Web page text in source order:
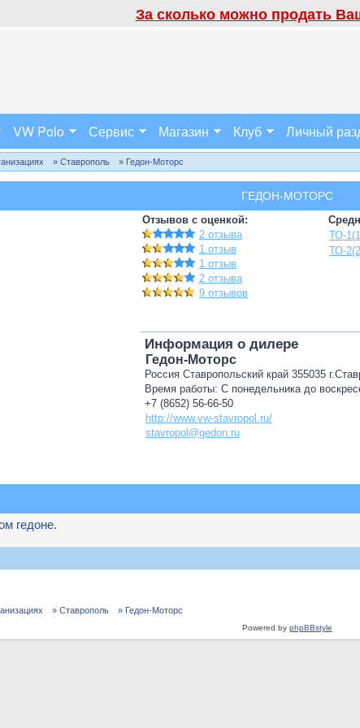
За сколько можно продать
VW Polo Сервис Магазин Клуб Личный
» Ставрополь » Гедон-Моторс
ГЕДОН-МОТОРС
Отзывов с оценкой:
2 отзыва
1 отзыв
1 отзыв
2 отзыва
9 отзывов
ТО-
ТО-
Информация о дилере
Гедон-Моторс
Россия Ставропольский край 355035
Время работы: С понедельника до
+7 (8652) 56-66-50
http://www.vw-stavropol.ru/
stavropol@gedon.ru
гедоне.
» Ставрополь » Гедон-Моторс
Powered by phpBBstyle